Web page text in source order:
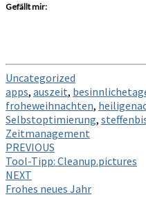
Gefällt mir:
Uncategorized
apps, auszeit,
froheweihnachten,
Selbstoptimierung,
Zeitmanagement
Post
navigation
PREVIOUS
Tool-Tipp: Cleanup.pictures
NEXT
Frohes neues Jahr